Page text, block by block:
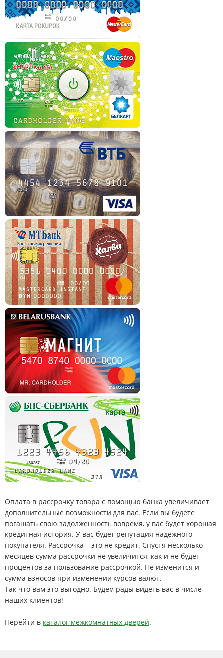
Оплата в рассрочку товара с помощью банка увеличивает
дополнительные возможности для вас. Если вы будете
погашать свою задолженность вовремя, у вас будет хорошая
кредитная история. У вас будет репутация надежного
покупателя. Рассрочка – это не кредит. Спустя несколько
месяцев сумма рассрочки не увеличится, как и не будет
процентов за пользование рассрочкой. Не изменится и
сумма взносов при изменении курсов валют.
Так что вам это выгодно. Будем рады видеть вас в числе
наших клиентов!
Перейти в каталог межкомнатных дверей.